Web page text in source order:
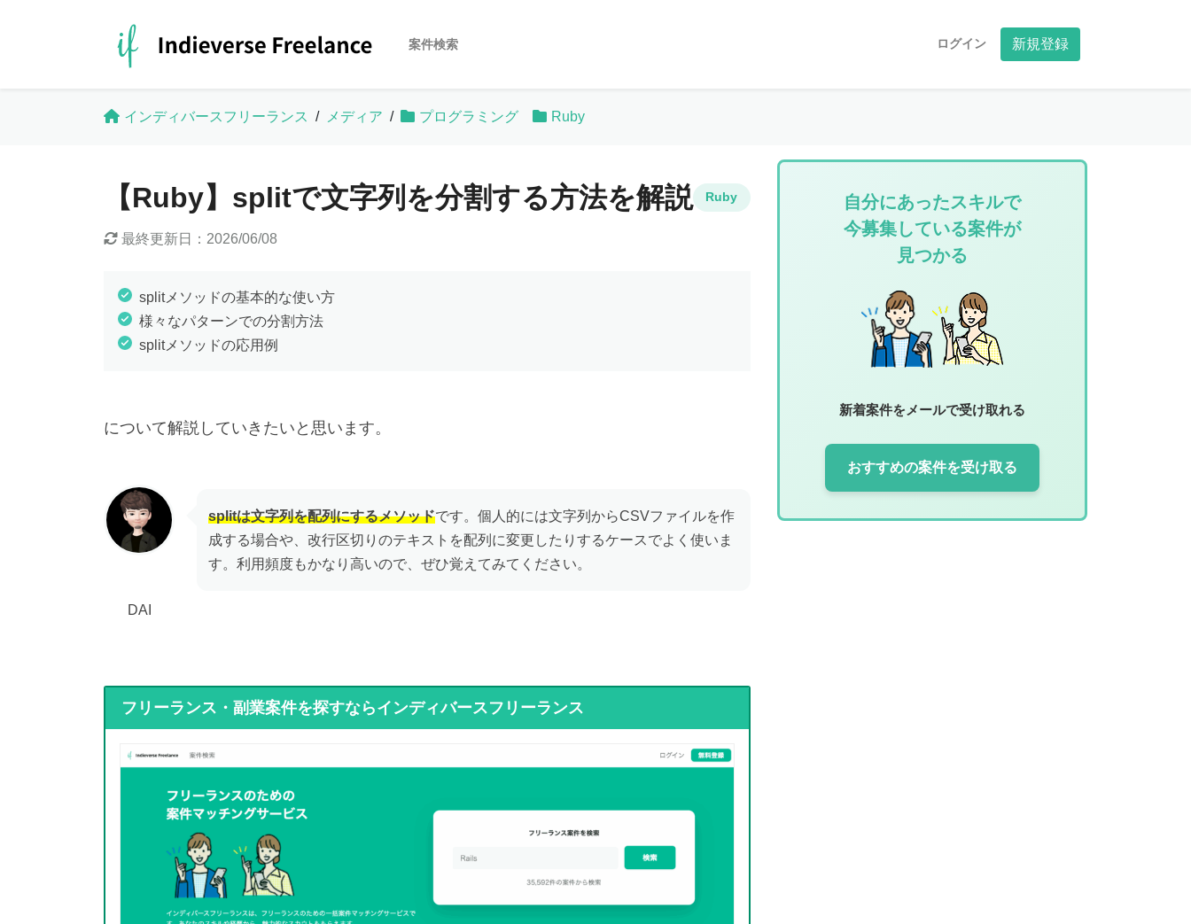
案件検索 ログイン 新規登録
インディバースフリーランス / メディア / プログラミング Ruby
【Ruby】splitで文字列を分割する方法を解説 Ruby
最終更新日： 2026/06/08
splitメソッドの基本的な使い方
様々なパターンでの分割方法
splitメソッドの応用例
について解説していきたいと思います。
DAI
splitは文字列を配列にするメソッドです。個人的には文字列からCSVファイルを作
成する場合や、改行区切りのテキストを配列に変更したりするケースでよく使いま
す。利用頻度もかなり高いので、ぜひ覚えてみてください。
フリーランス・副業案件を探すならインディバースフリーランス
自分にあったスキルで
今募集している案件が
見つかる
新着案件をメールで受け取れる
おすすめの案件を受け取る